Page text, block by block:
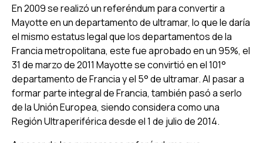
En 2009 se realizó un referéndum para convertir a
Mayotte en un departamento de ultramar, lo que le daría
el mismo estatus legal que los departamentos de la
Francia metropolitana, este fue aprobado en un 95%, el
31 de marzo de 2011 Mayotte se convirtió en el 101°
departamento de Francia y el 5° de ultramar. Al pasar a
formar parte integral de Francia, también pasó a serlo
de la Unión Europea, siendo considera como una
Región Ultraperiférica desde el 1 de julio de 2014.